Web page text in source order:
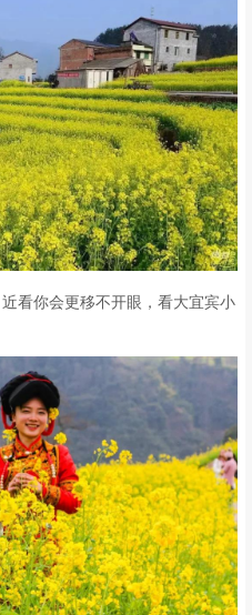
看你会更移不开眼，看大宜宾小